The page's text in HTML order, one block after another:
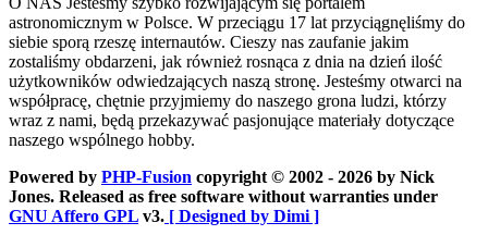
astronomicznym w Polsce. W przeciągu 17 lat przyciągnęliśmy do
siebie sporą rzeszę internautów. Cieszy nas zaufanie jakim
zostaliśmy obdarzeni, jak również rosnąca z dnia na dzień ilość
użytkowników odwiedzających naszą stronę. Jesteśmy otwarci na
współpracę, chętnie przyjmiemy do naszego grona ludzi, którzy
wraz z nami, będą przekazywać pasjonujące materiały dotyczące
naszego wspólnego hobby.
Powered by PHP-Fusion copyright © 2002 - 2026 by Nick
Jones. Released as free software without warranties under
GNU Affero GPL v3. [ Designed by Dimi ]